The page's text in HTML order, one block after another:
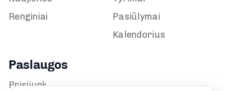
Renginiai
Pasiūlymai
Kalendorius
Paslaugos
Prisijunk